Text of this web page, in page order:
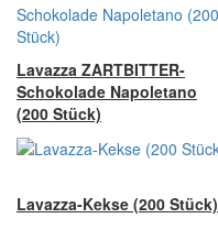
Lavazza ZARTBITTER-
Schokolade Napoletano
(200 Stück)
Lavazza-Kekse (200 Stück)